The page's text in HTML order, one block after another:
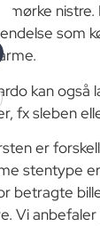
mørke
som
kan også
fx sleben
er
stentype
betragte
Vi